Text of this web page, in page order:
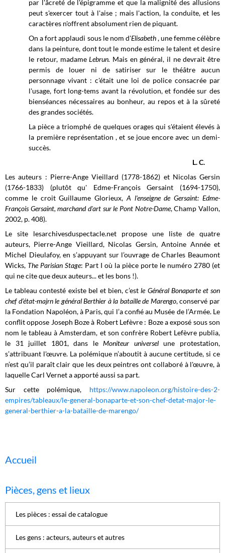
par l'âcreté de l'épigramme et que la malignité des allusions
peut s'exercer tout à l'aise ; mais l'action, la conduite, et les
caractères n'offrent absolument rien de piquant.
On a fort applaudi sous le nom d'Elisabeth, une femme célèbre
dans la peinture, dont tout le monde estime le talent et desire
le retour, madameLebrun. Mais en général, il ne devrait être
permis de louer ni de satiriser sur le théâtre aucun
personnage vivant : c'était une loi de police consacrée par
l'usage, fort long-tems avant la révolution, et fondée sur des
bienséances nécessaires au bonheur, au repos et à la sûreté
des grandes sociétés.
La pièce a triomphé de quelques orages qui s'étaient élevés à
la première représentation , et se joue encore avec un demi-
succès.
L. C.
Les auteurs : Pierre-Ange Vieillard (1778-1862) et Nicolas Gersin
(1766-1833) (plutôt qu' Edme-François Gersaint (1694-1750),
comme le croit Guillaume Glorieux, A l'enseigne de Gersaint: Edme-
François Gersaint, marchand d'art sur le Pont Notre-Dame, Champ Vallon,
2002, p. 408).
Le site lesarchivesduspectacle.net propose une liste de quatre
auteurs, Pierre-Ange Vieillard, Nicolas Gersin, Antoine Année et
Michel Dieulafoy, en s’appuyant sur l’ouvrage de Charles Beaumont
Wicks, The Parisian Stage: Part I où la pièce porte le numéro 2780 (et
qui ne cite que deux auteurs...et les bons !).
Le tableau contesté existe bel et bien, c’estle Général Bonaparte et son
chef d’état-majrn le général Berthier à la bataille de Marengo, conservé par
la Fondation Napoléon, à Paris, qui l’a confié au Musée de l’Armée. Le
conflit oppose Joseph Boze à Robert Lefèvre : Boze a exposé sous son
nom le tableau à Amsterdam, et son confrère Robert Lefèvre publia,
le 31 juillet 1801, dans leMoniteur universelune protestation,
s’attribuant l'œuvre. La polémique n’aboutit à aucune certitude, si ce
n’est qu’il paraît clair que les deux peintres ont collaboré à l'œuvre, à
laquelle Carl Vernet a apporté aussi sa part.
Sur cette polémique, https://www.napoleon.org/histoire-des-2-
empires/tableaux/le-general-bonaparte-et-son-chef-detat-major-le-
general-berthier-a-la-bataille-de-marengo/
Accueil
Pièces, gens et lieux
Les pièces : essai de catalogue
Les gens : acteurs, auteurs et autres